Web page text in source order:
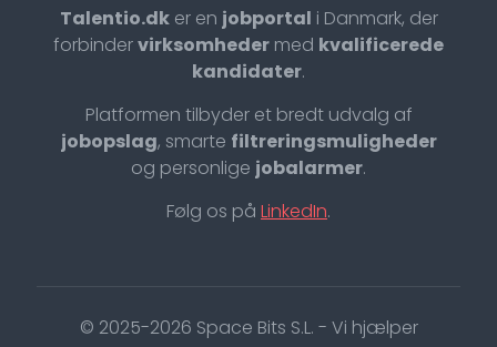
Talentio.dker en jobportal i Danmark, der
forbindervirksomheder med kvalificerede
kandidater.
Platformen tilbyder et bredt udvalg af
jobopslag, smarte filtreringsmuligheder
og personlige jobalarmer.
Følg os på LinkedIn.
© 2025-2026 Space Bits S.L. - Vi hjælper